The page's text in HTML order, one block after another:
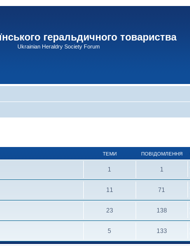
геральдичного товариства
Ukrainian Heraldry Society Forum
ТЕМИ ПОВІДОМЛЕННЯ
1 1
11 71
23 138
5 133